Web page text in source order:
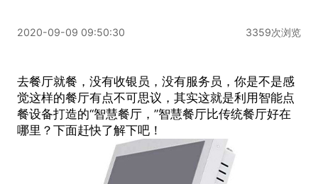
2020-09-09 09:50:30 3359次浏览
去餐厅就餐，没有收银员，没有服务员，你是不是感
觉这样的餐厅有点不可思议，其实这就是利用 智能点
餐设备打造的“智慧餐厅，”智慧餐厅比传统餐厅好在
哪里？下面赶快了解下吧！